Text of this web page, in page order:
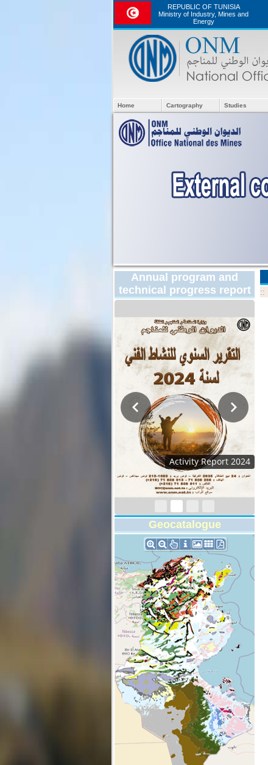
REPUBLIC OF TUNISIA
Ministry of Industry, Mines and
Energy
Home Cartography Studies
Annual program and
technical progress report
Activity Report 2024
Geocatalogue
::